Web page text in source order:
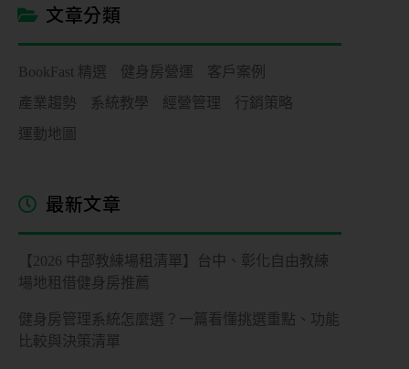
文章分類
BookFast 精選 健身房營運
客戶案例
產業趨勢
系統教學 經營管理
行銷策略
運動地圖
最新文章
【2026 中部教練場租清單】台中、彰化自由教練
場地租借健身房推薦
健身房管理系統怎麼選？一篇看懂挑選重點、功能
比較與決策清單
或
練
管